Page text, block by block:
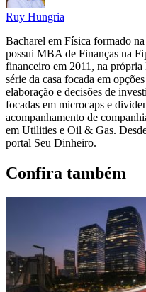
Ruy Hungria
Bacharel em Física formado
possui MBA de Finanças na
financeiro em 2011, na própria
série da casa focada em
elaboração e decisões de
focadas em microcaps e
acompanhamento de
em Utilities e Oil & Gas.
portal Seu Dinheiro.
Confira também